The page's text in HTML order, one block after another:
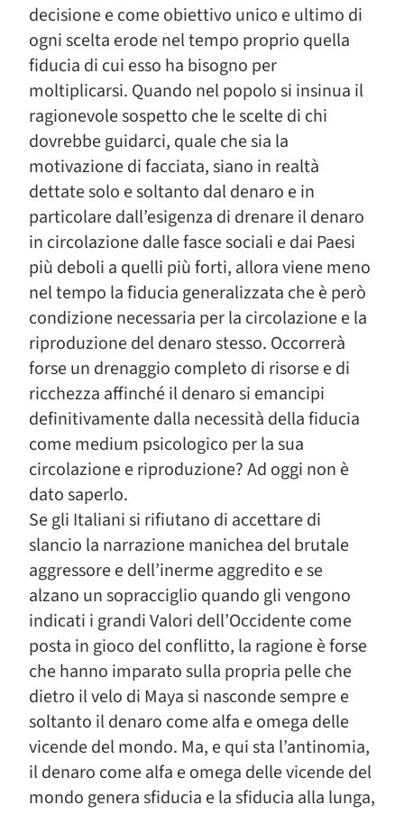
decisione e come obiettivo unico e ultimo di
ogni scelta erode nel tempo proprio quella
fiducia di cui esso ha bisogno per
moltiplicarsi. Quando nel popolo si insinua il
ragionevole sospetto che le scelte di chi
dovrebbe guidarci, quale che sia la
motivazione di facciata, siano in realtà
dettate solo e soltanto dal denaro e in
particolare dall’esigenza di drenare il denaro
in circolazione dalle fasce sociali e dai Paesi
più deboli a quelli più forti, allora viene meno
nel tempo la fiducia generalizzata che è però
condizione necessaria per la circolazione e la
riproduzione del denaro stesso. Occorrerà
forse un drenaggio completo di risorse e di
ricchezza affinché il denaro si emancipi
definitivamente dalla necessità della fiducia
come medium psicologico per la sua
circolazione e riproduzione? Ad oggi non è
dato saperlo.
Se gli Italiani si rifiutano di accettare di
slancio la narrazione manichea del brutale
aggressore e dell’inerme aggredito e se
alzano un sopracciglio quando gli vengono
indicati i grandi Valori dell’Occidente come
posta in gioco del conflitto, la ragione è forse
che hanno imparato sulla propria pelle che
dietro il velo di Maya si nasconde sempre e
soltanto il denaro come alfa e omega delle
vicende del mondo. Ma, e qui sta l’antinomia,
il denaro come alfa e omega delle vicende del
mondo genera sfiducia e la sfiducia alla lunga,